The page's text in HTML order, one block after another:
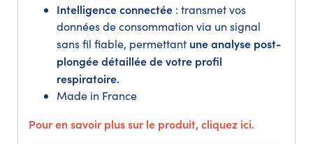
Intelligence connectée : transmet vos
données de consommation via un signal
sans fil fiable, permettant une analyse post-
plongée détaillée de votre profil
respiratoire.
Made in France
Pour en savoir plus sur le produit, cliquez ici.